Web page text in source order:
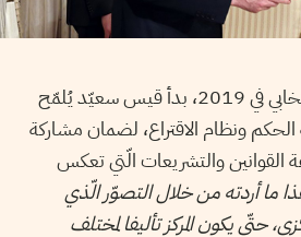
منذ خوضه السباق الانتخابي في 2019، بدأ قيس سعيّد يُلمّح
ونظام الاقتراع، لضمان مشاركة
القوانين والتشريعات الّتي تعكس
ما أردته من خلال التصوّر الّذي
حتّى يكون المركز تأليفا لمختلف